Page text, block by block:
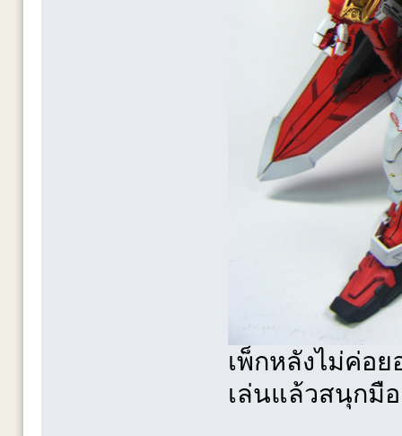
เพ็กหลังไม่ค่อย
เล่นแล้วสนุกมื